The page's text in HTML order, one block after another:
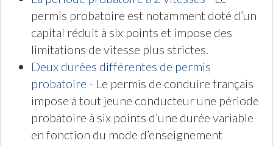
permis probatoire est notamment doté d’un
capital réduit à six points et impose des
limitations de vitesse plus strictes.
Deux durées différentes de permis
probatoire - Le permis de conduire français
impose à tout jeune conducteur une période
probatoire à six points d’une durée variable
en fonction du mode d’enseignement